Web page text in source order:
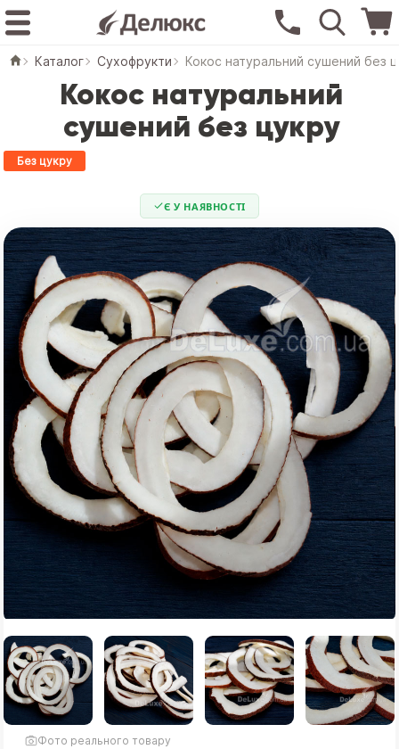
Каталог Сухофрукти Кокос натуральний сушений без
Кокос натуральний
сушений без цукру
Без цукру
Є У НАЯВНОСТІ
Фото реального товару